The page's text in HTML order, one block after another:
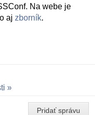
Na webe je
aj zborník.
Pridať správu